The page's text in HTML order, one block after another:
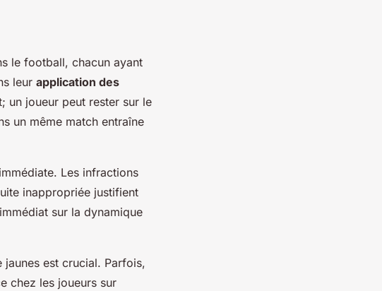
le football, chacun ayant
leur application des
un joueur peut rester sur le
un même match entraîne
Les infractions
inappropriée justifient
sur la dynamique
est crucial. Parfois,
chez les joueurs sur